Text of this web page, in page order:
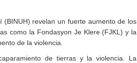
revelan un fuerte aumento de los
como la Fondasyon Je Klere (FJKL) y la
de la violencia.
de tierras y la violencia. La